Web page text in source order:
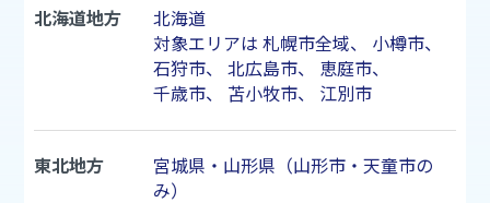
北海道地方
北海道
対象エリアは 札幌市全域、 小樽市、
石狩市、 北広島市、 恵庭市、
千歳市、 苫小牧市、 江別市
東北地方
宮城県・山形県（山形市・天童市の
み）